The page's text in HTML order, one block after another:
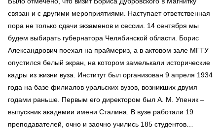
связан и с другими мероприятиями. Наступает ответственная
пора не только сдачи экзаменов и сессии. 14 сентября мы
будем выбирать губернатора Челябинской области. Борис
Александрович поехал на праймериз, а в актовом зале МГТУ
опустился белый экран, на котором замелькали исторические
кадры из жизни вуза. Институт был организован 9 апреля 1934
года на базе филиалов уральских вузов, возникших двумя
годами раньше. Первым его директором был А. М. Упеник –
выпускник академии имени Сталина. В вузе работали 19
преподавателей, очно и заочно учились 185 студентов…